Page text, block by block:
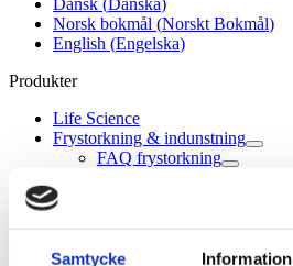
Samtycke Information
Dansk (Danska)
Norsk bokmål (Norskt Bokmål)
English (Engelska)
Produkter
Life Science
Frystorkning & indunstning
FAQ frystorkning
Alpha 1-2 LSC basic